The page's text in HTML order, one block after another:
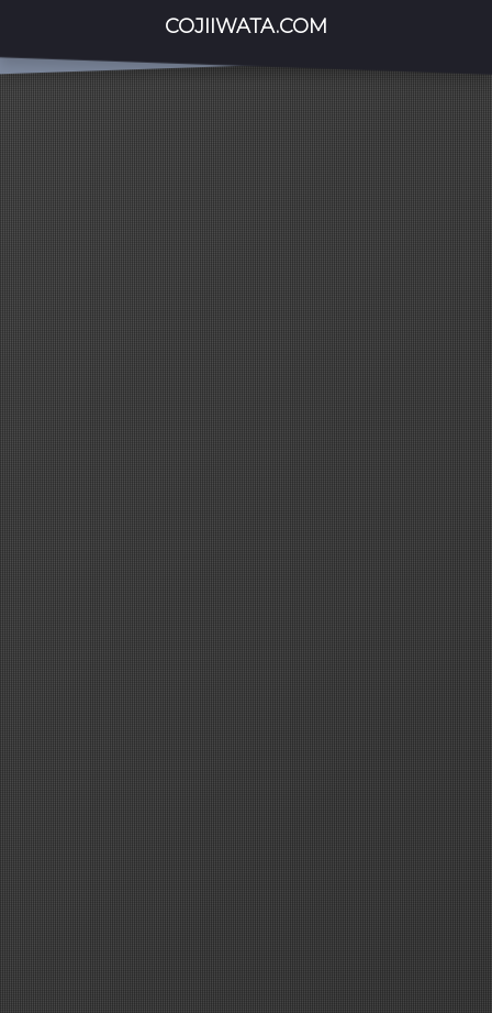
COJIIWATA.COM